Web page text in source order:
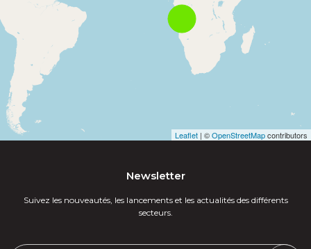
Leaflet | ©OpenStreetMapcontributors
Newsletter
Suivez les nouveautés, les lancements et les actualités des différents
secteurs.